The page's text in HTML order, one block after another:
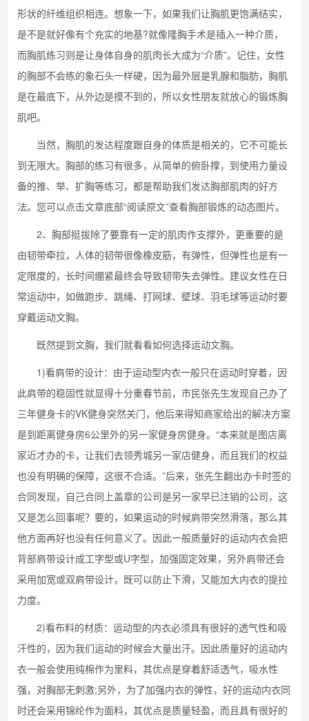
形状的纤维组织相连。想象一下，如果我们让胸肌更饱满结实，
是不是就好像有个充实的地基?就像隆胸手术是插入一种介质，
而胸肌练习则是让身体自身的肌肉长大成为“介质”。记住，女性
的胸部不会练的象石头一样硬，因为最外层是乳腺和脂肪，胸肌
是在最底下，从外边是摸不到的，所以女性朋友就放心的锻炼胸
肌吧。
当然，胸肌的发达程度跟自身的体质是相关的，它不可能长
到无限大。胸部的练习有很多，从简单的俯卧撑，到使用力量设
备的推、举、扩胸等练习，都是帮助我们发达胸部肌肉的好方
法。您可以点击文章底部“阅读原文”查看胸部锻炼的动态图片。
2、胸部挺拔除了要靠有一定的肌肉作支撑外，更重要的是
由韧带牵拉，人体的韧带很像橡皮筋，有弹性，但弹性也是有一
定限度的，长时间绷紧最终会导致韧带失去弹性。建议女性在日
常运动中，如做跑步、跳绳、打网球、壁球、羽毛球等运动时要
穿戴运动文胸。
既然提到文胸，我们就看看如何选择运动文胸。
1)看肩带的设计：由于运动型内衣一般只在运动时穿着，因
此肩带的稳固性就显得十分重春节前，市民张先生发现自己办了
三年健身卡的VK健身突然关门，他后来得知商家给出的解决方案
是到距离健身房6公里外的另一家健身房健身。“本来就是图店离
家近才办的卡，让我们去领秀城另一家店健身，而且我们的权益
也没有明确的保障，这很不合适。”后来，张先生翻出办卡时签的
合同发现，自己合同上盖章的公司是另一家早已注销的公司，这
又是怎么回事呢？要的，如果运动的时候肩带突然滑落，那么其
他方面再好也没有任何意义了。因此一般质量好的运动内衣会把
背部肩带设计成工字型或U字型，加强固定效果，另外肩带还会
采用加宽或双肩带设计，既可以防止下滑，又能加大内衣的提拉
力度。
2)看布料的材质：运动型的内衣必须具有很好的透气性和吸
汗性的，因为我们运动的时候会大量出汗。因此质量好的运动内
衣一般会使用纯棉作为里料，其优点是穿着舒适透气，吸水性
强，对胸部无刺激;另外，为了加强内衣的弹性，好的运动内衣同
时还会采用锦纶作为面料，其优点是质量轻盈，而且具有很好的